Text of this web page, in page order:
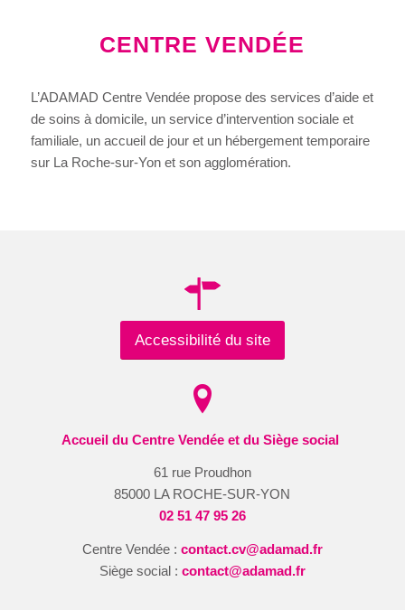
CENTRE VENDÉE
L’ADAMAD Centre Vendée propose des services d’aide et
de soins à domicile, un service d’intervention sociale et
familiale, un accueil de jour et un hébergement temporaire
sur La Roche-sur-Yon et son agglomération.
Accessibilité du site
Accueil du Centre Vendée et du Siège social
61 rue Proudhon
85000 LA ROCHE-SUR-YON
02 51 47 95 26
Centre Vendée : contact.cv@adamad.fr
Siège social : contact@adamad.fr